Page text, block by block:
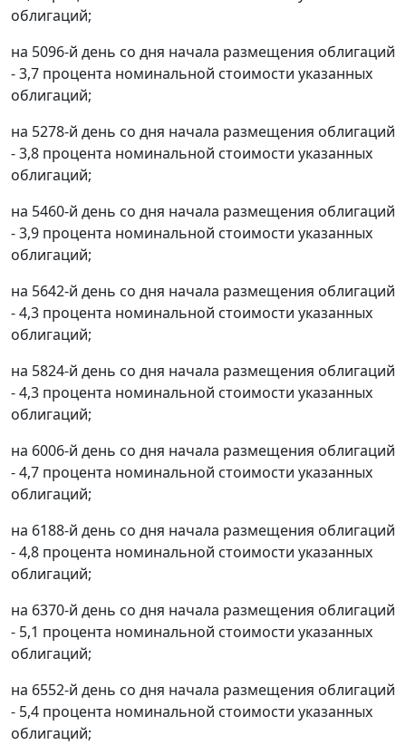
облигаций;
на 5096-й день со дня начала размещения облигаций
- 3,7 процента номинальной стоимости указанных
облигаций;
на 5278-й день со дня начала размещения облигаций
- 3,8 процента номинальной стоимости указанных
облигаций;
на 5460-й день со дня начала размещения облигаций
- 3,9 процента номинальной стоимости указанных
облигаций;
на 5642-й день со дня начала размещения облигаций
- 4,3 процента номинальной стоимости указанных
облигаций;
на 5824-й день со дня начала размещения облигаций
- 4,3 процента номинальной стоимости указанных
облигаций;
на 6006-й день со дня начала размещения облигаций
- 4,7 процента номинальной стоимости указанных
облигаций;
на 6188-й день со дня начала размещения облигаций
- 4,8 процента номинальной стоимости указанных
облигаций;
на 6370-й день со дня начала размещения облигаций
- 5,1 процента номинальной стоимости указанных
облигаций;
на 6552-й день со дня начала размещения облигаций
- 5,4 процента номинальной стоимости указанных
облигаций;